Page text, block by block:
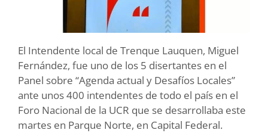
El Intendente local de Trenque Lauquen, Miguel
Fernández, fue uno de los 5 disertantes en el
Panel sobre “Agenda actual y Desafíos Locales”
ante unos 400 intendentes de todo el país en el
Foro Nacional de la UCR que se desarrollaba este
martes en Parque Norte, en Capital Federal.